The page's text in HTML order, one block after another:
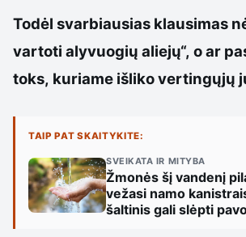
Todėl svarbiausias klausimas
vartoti alyvuogių aliejų“, o ar
toks, kuriame išliko vertingųjų
TAIP PAT SKAITYKITE:
SVEIKATA IR MITYBA
Žmonės šį vandenį
vežasi namo
šaltinis gali slėpti